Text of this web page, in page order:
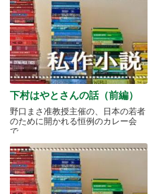
下村はやとさんの話（前編）
野口まさ准教授主催の、日本の若者
のために開かれる恒例のカレー会
で.....